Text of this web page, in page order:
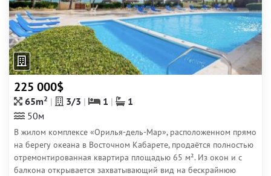
225 000$
65m2 3/3 1
1
50м
В жилом комплексе «Орилья-дель-Мар», расположенном прямо
на берегу океана в Восточном Кабарете, продаётся полностью
отремонтированная квартира площадью 65 м². Из окон и с
балкона открывается захватывающий вид на бескрайнюю